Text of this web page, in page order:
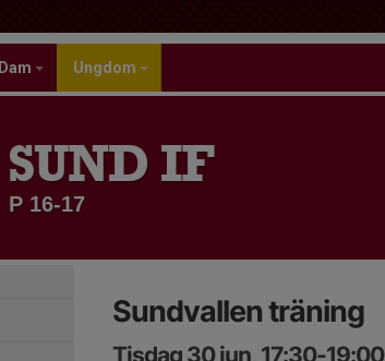
Dam Ungdom
SUND IF
P 16-17
Sundvallen träning
Tisdag 30 jun, 17:30-19:00